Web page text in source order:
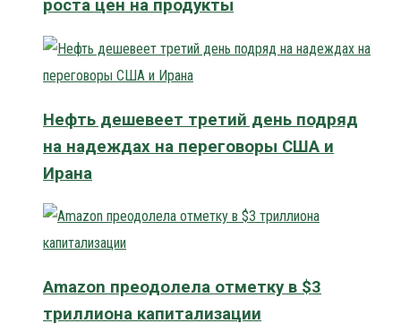
роста цен на продукты
Нефть дешевеет третий день подряд
на надеждах на переговоры США и
Ирана
Amazon преодолела отметку в $3
триллиона капитализации